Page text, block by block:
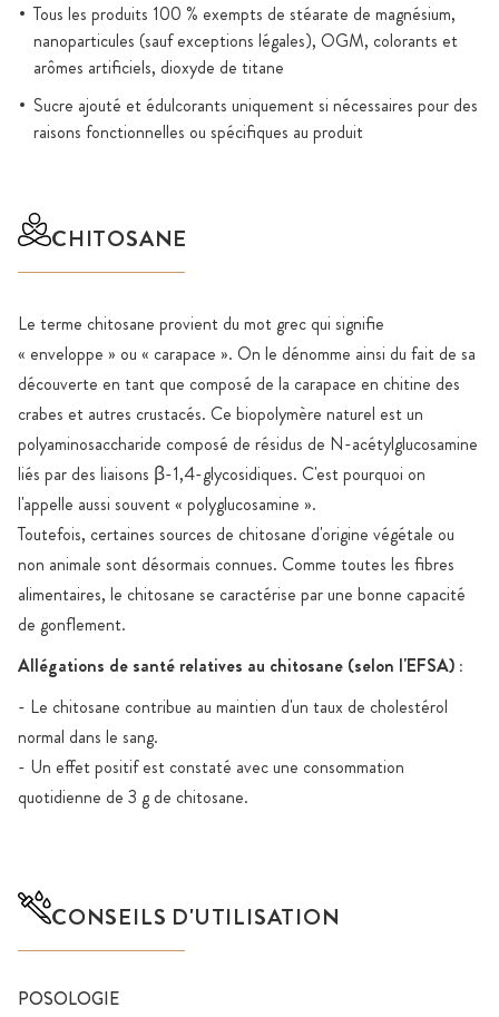
Tous les produits 100 % exempts de stéarate de magnésium,
nanoparticules (sauf exceptions légales), OGM, colorants et
arômes artificiels, dioxyde de titane
Sucre ajouté et édulcorants uniquement si nécessaires pour des
raisons fonctionnelles ou spécifiques au produit
CHITOSANE
Le terme chitosane provient du mot grec qui signifie
« enveloppe » ou « carapace ». On le dénomme ainsi du fait de sa
découverte en tant que composé de la carapace en chitine des
crabes et autres crustacés. Ce biopolymère naturel est un
polyaminosaccharide composé de résidus de N-acétylglucosamine
liés par des liaisons β-1,4-glycosidiques. C'est pourquoi on
l'appelle aussi souvent « polyglucosamine ».
Toutefois, certaines sources de chitosane d'origine végétale ou
non animale sont désormais connues. Comme toutes les fibres
alimentaires, le chitosane se caractérise par une bonne capacité
de gonflement.
Allégations de santé relatives au chitosane (selon l'EFSA) :
- Le chitosane contribue au maintien d'un taux de cholestérol
normal dans le sang.
- Un effet positif est constaté avec une consommation
quotidienne de 3 g de chitosane.
CONSEILS D'UTILISATION
POSOLOGIE